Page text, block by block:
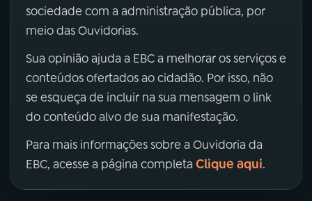
sociedade com a administração pública, por
meio das Ouvidorias.
Sua opinião ajuda a EBC a melhorar os serviços e
conteúdos ofertados ao cidadão. Por isso, não
se esqueça de incluir na sua mensagem o link
do conteúdo alvo de sua manifestação.
Para mais informações sobre a Ouvidoria da
EBC, acesse a página completa Clique aqui.